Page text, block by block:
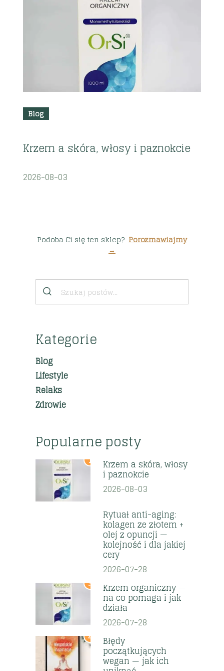
Blog
Krzem a skóra, włosy i paznokcie
2026-08-03
Podoba Ci się ten sklep? Porozmawiajmy
→
Kategorie
Blog
Lifestyle
Relaks
Zdrowie
Popularne posty
1 Krzem a skóra, włosy
i paznokcie
2026-08-03
Rytuał anti-aging:
kolagen ze złotem +
olej z opuncji —
kolejność i dla jakiej
cery
2026-07-28
3 Krzem organiczny —
na co pomaga i jak
działa
2026-07-28
4 Błędy
początkujących
wegan — jak ich